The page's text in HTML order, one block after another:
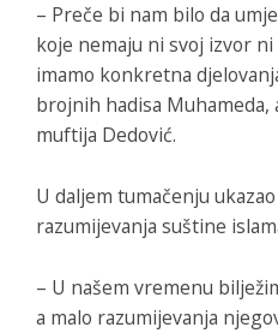
– Preče bi nam bilo da
koje nemaju ni svoj izvor ni
imamo konkretna
brojnih hadisa Muhameda,
muftija Dedović.
U daljem tumačenju
razumijevanja suštine
– U našem vremenu
a malo razumijevanja